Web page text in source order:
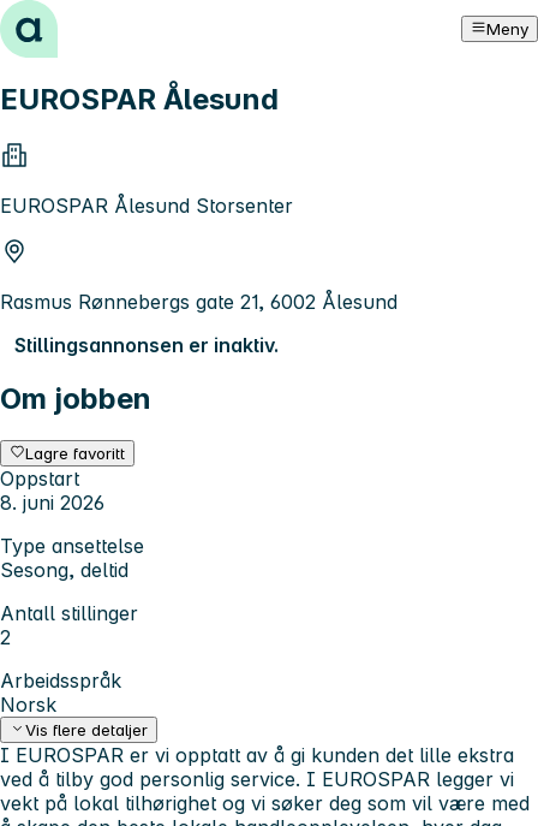
Hopp til innhold Meny
EUROSPAR Ålesund
EUROSPAR Ålesund Storsenter
Rasmus Rønnebergs gate 21, 6002 Ålesund
Stillingsannonsen er inaktiv.
Om jobben
Lagre favoritt
Oppstart
8. juni 2026
Type ansettelse
Sesong, deltid
Antall stillinger
2
Arbeidsspråk
Norsk
Vis flere detaljer
I EUROSPAR er vi opptatt av å gi kunden det lille ekstra
ved å tilby god personlig service. I EUROSPAR legger vi
vekt på lokal tilhørighet og vi søker deg som vil være med